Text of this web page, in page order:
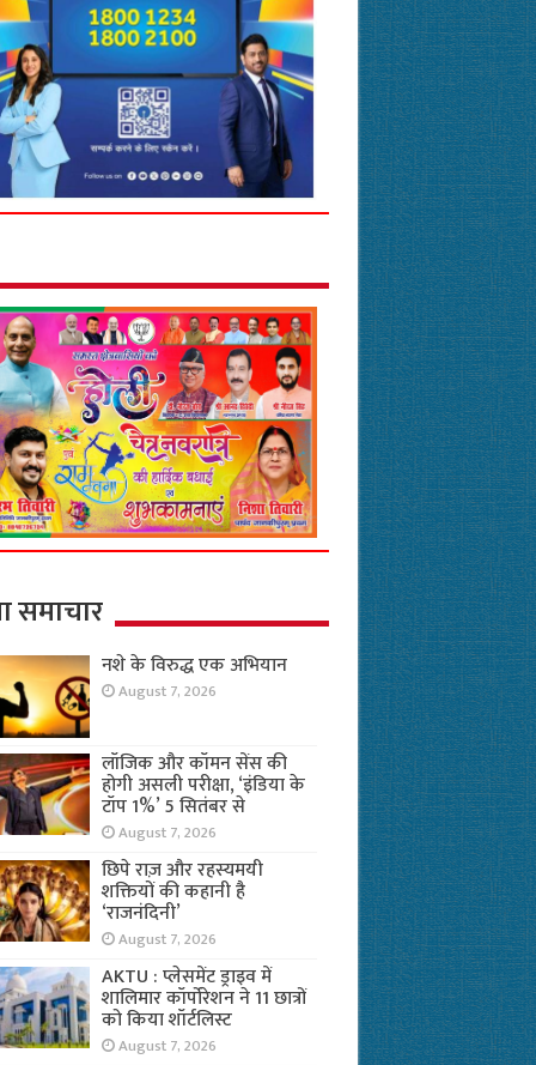
समाचार
नशे के विरुद्ध एक अभियान
August 7, 2026
लॉजिक और कॉमन सेंस की
होगी असली परीक्षा, ‘इंडिया के
टॉप 1%’ 5 सितंबर से
August 7, 2026
छिपे राज़ और रहस्यमयी
शक्तियों की कहानी है
‘राजनंदिनी’
August 7, 2026
AKTU : प्लेसमेंट ड्राइव में
शालिमार कॉर्पोरेशन ने 11 छात्रों
को किया शॉर्टलिस्ट
August 7, 2026